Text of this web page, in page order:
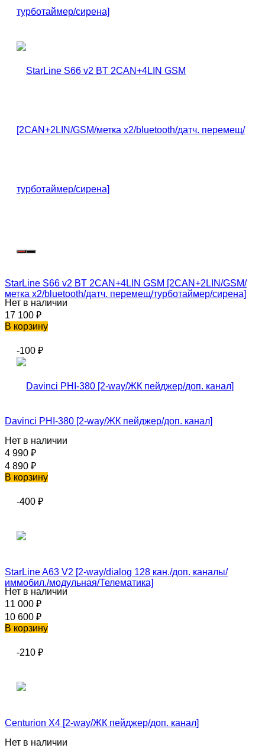
StarLine S66 v2 BT 2CAN+4LIN GSM [2CAN+2LIN/GSM/
метка х2/bluetooth/датч. перемещ/турботаймер/сирена]
Нет в наличии
17 100 ₽
В корзину
-100 ₽
Davinci PHI-380 [2-way/ЖК пейджер/доп. канал]
Нет в наличии
4 990 ₽
4 890 ₽
В корзину
-400 ₽
StarLine A63 V2 [2-way/dialog 128 кан./доп. каналы/
иммобил./модульная/Телематика]
Нет в наличии
11 000 ₽
10 600 ₽
В корзину
-210 ₽
Centurion X4 [2-way/ЖК пейджер/доп. канал]
Нет в наличии